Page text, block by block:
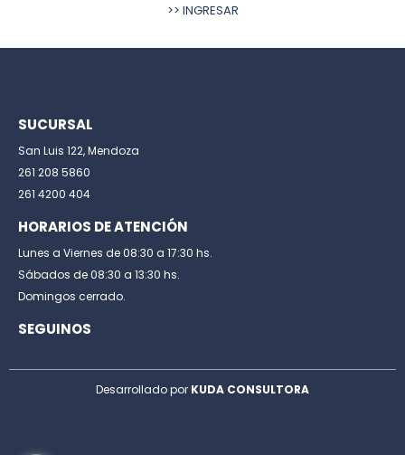
>> INGRESAR
SUCURSAL
San Luis 122, Mendoza
261 208 5860
261 4200 404
HORARIOS DE ATENCIÓN
Lunes a Viernes de 08:30 a 17:30 hs.
Sábados de 08:30 a 13:30 hs.
Domingos cerrado.
SEGUINOS
Desarrollado por KUDA CONSULTORA